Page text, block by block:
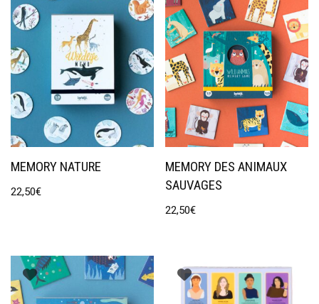
MEMORY NATURE
22,50€
MEMORY DES ANIMAUX
SAUVAGES
22,50€